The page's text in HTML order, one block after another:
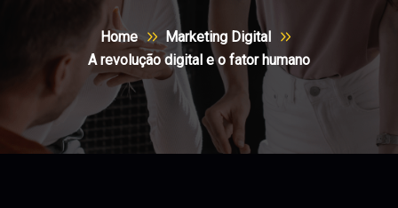
Home
Marketing Digital
A revolução digital e o fator humano